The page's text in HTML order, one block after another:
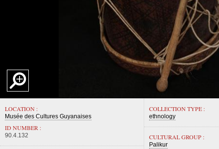
LOCATION :
Musée des Cultures Guyanaises
ID NUMBER :
90.4.132
COLLECTION TYPE :
ethnology
CULTURAL GROUP :
Palikur